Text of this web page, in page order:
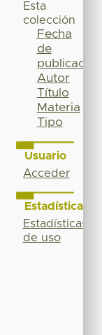
Esta
colección
Fecha
de
publicación
Autor
Título
Materia
Tipo
Usuario
Acceder
Estadísticas
Estadísticas
de uso